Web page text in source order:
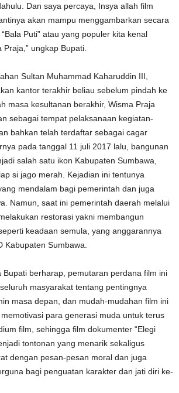
Dan saya percaya, Insya allah film
akan mampu menggambarkan secara
Puti” atau yang populer kita kenal
ungkap Bupati.
Sultan Muhammad Kaharuddin III,
kantor terakhir beliau sebelum pindah ke
masa kesultanan berakhir, Wisma Praja
sebagai tempat pelaksanaan kegiatan-
bahkan telah terdaftar sebagai cagar
pada tanggal 11 juli 2017 lalu, bangunan
salah satu ikon Kabupaten Sumbawa,
si jago merah. Kejadian ini tentunya
mendalam bagi pemerintah dan juga
Namun, saat ini pemerintah daerah melalui
restorasi yakni membangun
keadaan semula, yang anggarannya
Kabupaten Sumbawa.
Bupati berharap, pemutaran perdana film ini
masyarakat tentang pentingnya
masa depan, dan mudah-mudahan film ini
para generasi muda untuk terus
film, sehingga film dokumenter “Elegi
tontonan yang menarik sekaligus
dengan pesan-pesan moral dan juga
bagi penguatan karakter dan jati diri ke-